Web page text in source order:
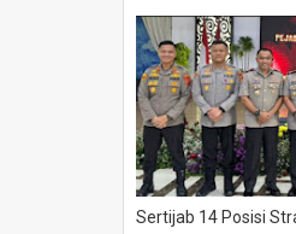
Sertijab 14 Posisi